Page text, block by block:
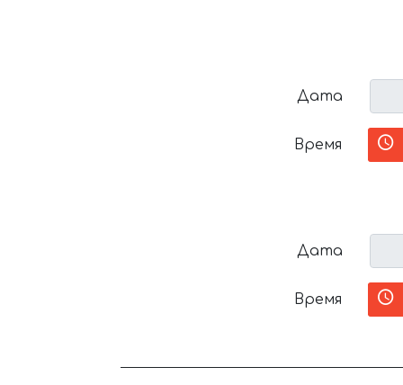
Дата
Время
Дата
Время